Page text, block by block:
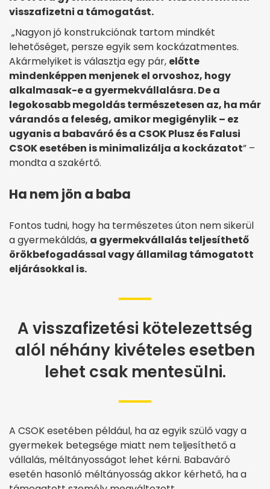
visszafizetni a támogatást.
„Nagyon jó konstrukciónak tartom mindkét
lehetőséget, persze egyik sem kockázatmentes.
Akármelyiket is választja egy pár, előtte
mindenképpen menjenek el orvoshoz, hogy
alkalmasak-e a gyermekvállalásra. De a
legokosabb megoldás természetesen az, ha már
várandós a feleség, amikor megigénylik – ez
ugyanis a babaváró és a CSOK Plusz és Falusi
CSOK esetében is minimalizálja a kockázatot” –
mondta a szakértő.
Ha nem jön a baba
Fontos tudni, hogy ha természetes úton nem sikerül
a gyermekáldás, a gyermekvállalás teljesíthető
örökbefogadással vagy államilag támogatott
eljárásokkal is.
A visszafizetési kötelezettség
alól néhány kivételes esetben
lehet csak mentesülni.
A CSOK esetében például, ha az egyik szülő vagy a
gyermekek betegsége miatt nem teljesíthető a
vállalás, méltányosságot lehet kérni. Babaváró
esetén hasonló méltányosság akkor kérhető, ha a